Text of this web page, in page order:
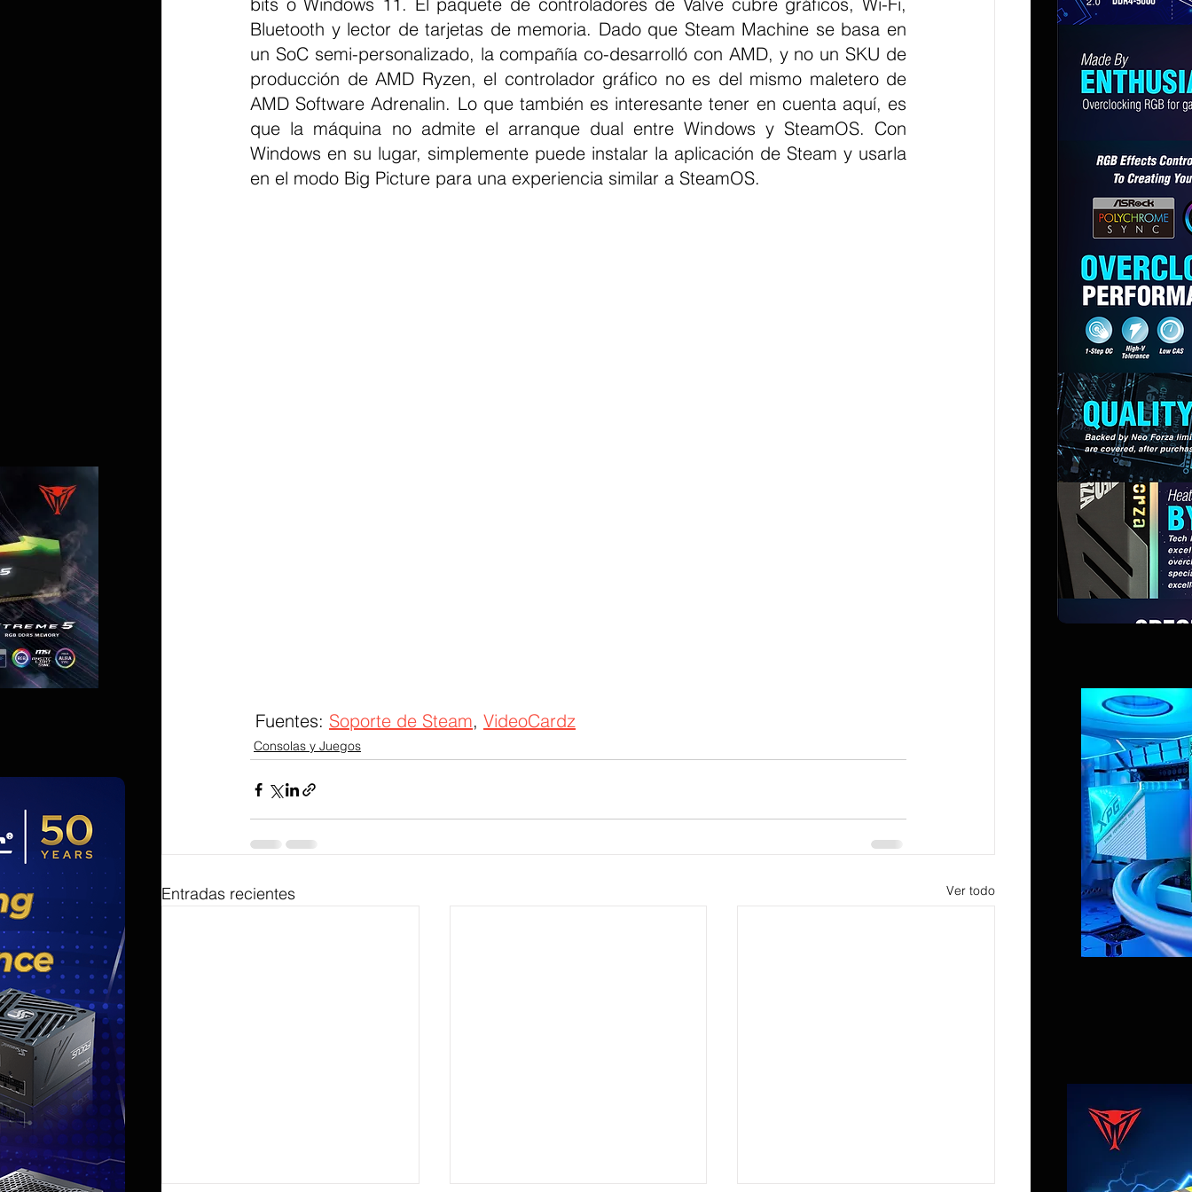
Bluetooth y lector de tarjetas de memoria. Dado que Steam Machine se basa en
un SoC semi-personalizado, la compañía co-desarrolló con AMD, y no un SKU de
producción de AMD Ryzen, el controlador gráfico no es del mismo maletero de
AMD Software Adrenalin. Lo que también es interesante tener en cuenta aquí, es
que la máquina no admite el arranque dual entre Windows y SteamOS. Con
Windows en su lugar, simplemente puede instalar la aplicación de Steam y usarla
en el modo Big Picture para una experiencia similar a SteamOS.
Fuentes: Soporte de Steam, VideoCardz
Consolas y Juegos
Entradas recientes Ver todo